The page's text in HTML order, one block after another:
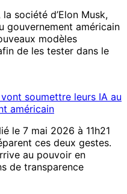
société d’Elon Musk,
gouvernement américain
modèles
de les tester dans le
soumettre leurs IA au
américain
le 7 mai 2026 à 11h21
ces deux gestes.
au pouvoir en
de transparence